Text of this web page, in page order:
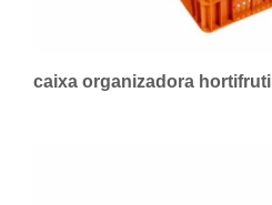
caixa organizadora hortifruti